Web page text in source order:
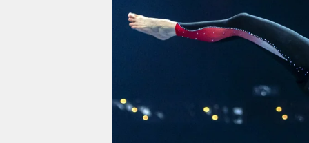
verlag
shop